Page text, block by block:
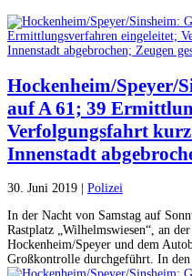
Hockenheim/Speyer/
auf A 61; 39
Verfolgungsfahrt
Innenstadt
30. Juni 2019
Polizei
In der Nacht von Samstag auf
Rastplatz „Wilhelmswiesen“, an
Hockenheim/Speyer und dem
Großkontrolle durchgeführt. In den